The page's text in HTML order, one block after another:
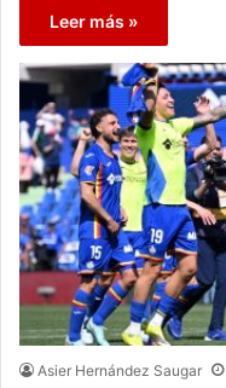
Leer más »
Asier Hernández Saugar